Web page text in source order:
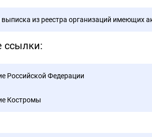
выписка из реестра организаций имеющих
выписка из реестра организаций имеющих
ссылки:
Российской Федерации
просвещения Российской Федерации
Костромы